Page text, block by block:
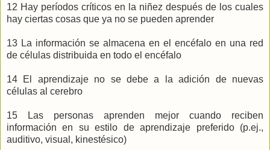
12 Hay períodos críticos en la niñez después de los cuales
hay ciertas cosas que ya no se pueden aprender
13 La información se almacena en el encéfalo en una red
de células distribuida en todo el encéfalo
14 El aprendizaje no se debe a la adición de nuevas
células al cerebro
15 Las personas aprenden mejor cuando reciben
información en su estilo de aprendizaje preferido (p.ej.,
auditivo, visual, kinestésico)